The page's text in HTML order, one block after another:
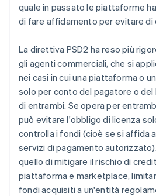
quale in passato le piattaforme
di fare affidamento per evitare di
La direttiva PSD2 ha reso più
gli agenti commerciali, che si
nei casi in cui una piattaforma o
solo per conto del pagatore o del
di entrambi. Se opera per
può evitare l'obbligo di licenza
controlla i fondi (cioè se si affida
servizi di pagamento
quello di mitigare il rischio di
piattaforma e marketplace,
fondi acquisiti a un'entità